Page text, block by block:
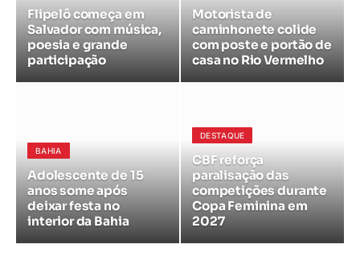
Flipelô começa em
Salvador com música,
poesia e grande
participação
Motorista de
caminhonete colide
com poste e portão de
casa no Rio Vermelho
BAHIA
Adolescente de 15
anos some após
deixar festa no
interior da Bahia
DESTAQUE
CBF reforça
paralisação das
competições durante
Copa Feminina em
2027